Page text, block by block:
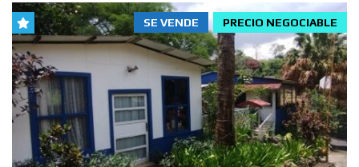
PRECIO NEGOCIABLE
SE VENDE